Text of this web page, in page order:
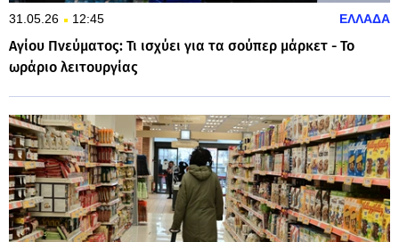
31.05.26 12:45 ΕΛΛΑΔΑ
Αγίου Πνεύματος: Τι ισχύει για τα σούπερ μάρκετ - Το
ωράριο λειτουργίας